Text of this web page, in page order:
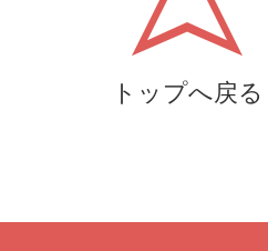
トップへ戻る